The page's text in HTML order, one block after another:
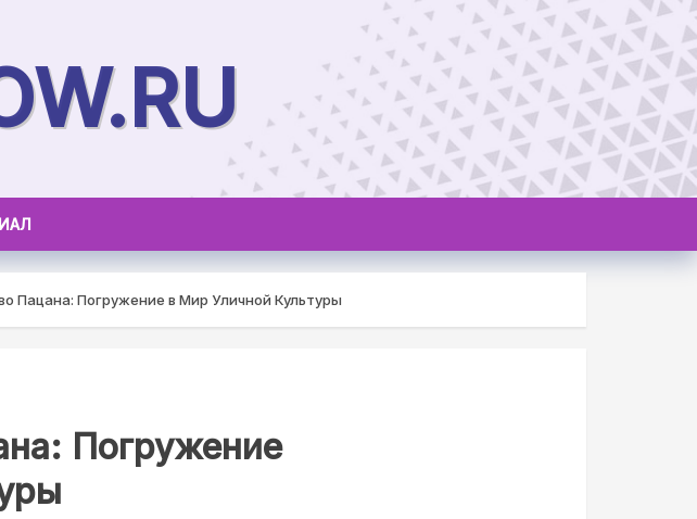
Пацана: Погружение в Мир Уличной Культуры
Погружение